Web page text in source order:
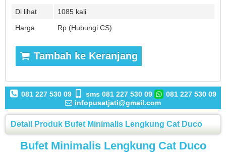
Di lihat
1085 kali
Harga
Rp (Hubungi CS)
Tambah ke Keranjang
081 227 530 09 sms 081 227 530 09
081 227 530 09
infopusatjati@gmail.com
Detail Produk Bufet Minimalis Lengkung Cat Duco
Bufet Minimalis Lengkung Cat Duco